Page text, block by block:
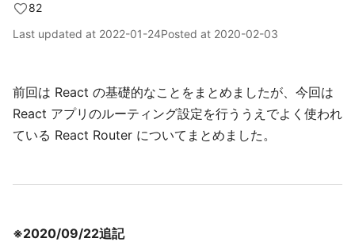
82
Last updated at 2022-01-24Posted at 2020-02-03
前回は React の基礎的なことをまとめましたが、今回は
React アプリのルーティング設定を行ううえでよく使われ
ている React Router についてまとめました。
※2020/09/22追記